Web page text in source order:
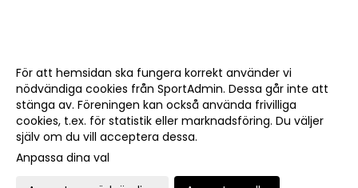
För att hemsidan ska fungera korrekt använder vi
nödvändiga cookies från SportAdmin. Dessa går inte att
stänga av. Föreningen kan också använda frivilliga
cookies, t.ex. för statistik eller marknadsföring. Du väljer
själv om du vill acceptera dessa.
Anpassa dina val